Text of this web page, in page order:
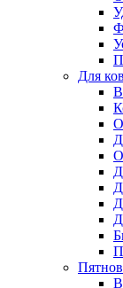
Для